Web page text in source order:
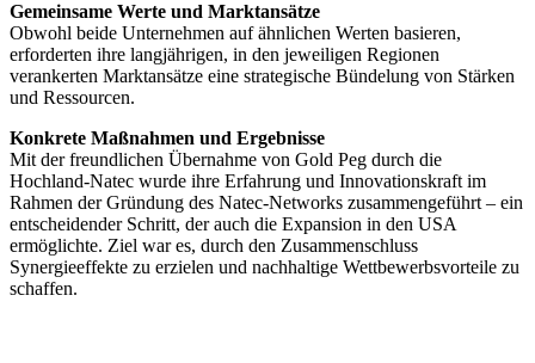
Gemeinsame Werte und Marktansätze
Obwohl beide Unternehmen auf ähnlichen Werten basieren,
erforderten ihre langjährigen, in den jeweiligen Regionen
verankerten Marktansätze eine strategische Bündelung von Stärken
und Ressourcen.
Konkrete Maßnahmen und Ergebnisse
Mit der freundlichen Übernahme von Gold Peg durch die
Hochland-Natec wurde ihre Erfahrung und Innovationskraft im
Rahmen der Gründung des Natec-Networks zusammengeführt – ein
entscheidender Schritt, der auch die Expansion in den USA
ermöglichte. Ziel war es, durch den Zusammenschluss
Synergieeffekte zu erzielen und nachhaltige Wettbewerbsvorteile zu
schaffen.